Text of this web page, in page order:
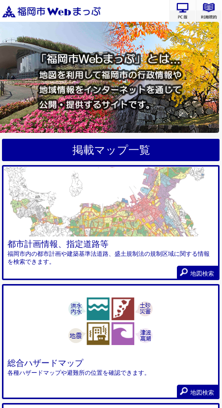
PC版サ
掲載マップ一覧
都市計画情報、指定道路等
福岡市内の都市計画や建築基準法道路、盛土規制法の規制区域に関する情報
を検索できます。
地図検索
総合ハザードマップ
各種ハザードマップや避難所の位置を確認できます。
地図検索